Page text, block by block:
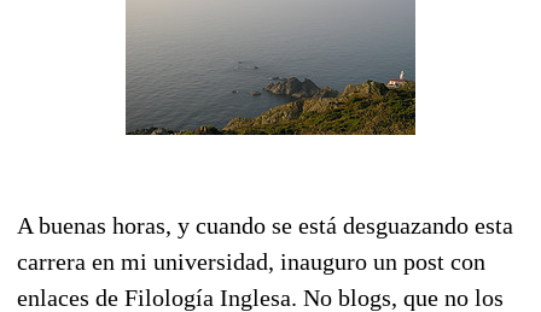
A buenas horas, y cuando se está desguazando esta
carrera en mi universidad, inauguro un post con
enlaces de Filología Inglesa. No blogs, que no los